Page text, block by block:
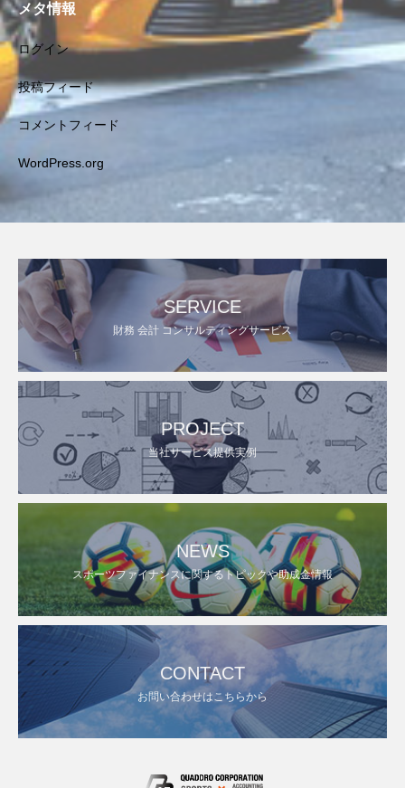
メタ情報
ログイン
投稿フィード
コメントフィード
WordPress.org
SERVICE
財務 会計 コンサルティングサービス
PROJECT
当社サービス提供実例
NEWS
スポーツファイナンスに関するトピックや助成金情報
CONTACT
お問い合わせはこちらから